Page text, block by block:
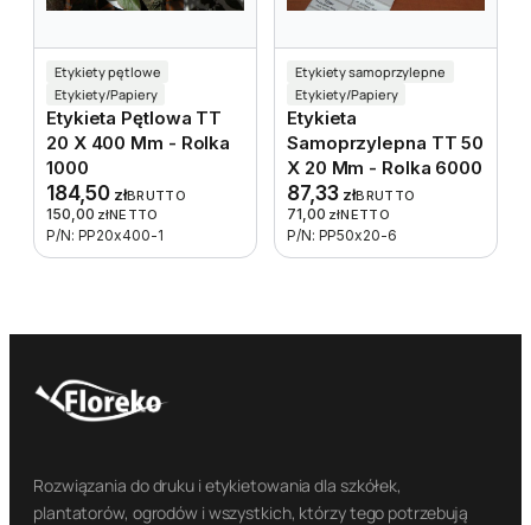
Etykiety pętlowe
Etykiety/Papiery
Etykieta Pętlowa TT
20 X 400 Mm - Rolka
1000
184,50 złBRUTTO
150,00 złNETTO
P/N: PP20x400-1
Etykiety samoprzylepne
Etykiety/Papiery
Etykieta
Samoprzylepna TT 50
X 20 Mm - Rolka 6000
87,33 złBRUTTO
71,00 złNETTO
P/N: PP50x20-6
Rozwiązania do druku i etykietowania dla szkółek,
plantatorów, ogrodów i wszystkich, którzy tego potrzebują